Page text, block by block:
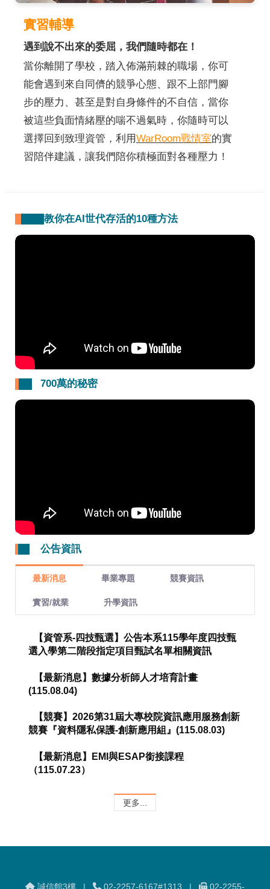
實習輔導
遇到說不出來的委屈，我們隨時都在！
當你離開了學校，踏入佈滿荊棘的職場，你可
能會遇到來自同儕的競爭心態、跟不上部門腳
步的壓力、甚至是對自身條件的不自信，當你
被這些負面情緒壓的喘不過氣時，你隨時可以
選擇回到致理資管，利用WarRoom戰情室的實
習陪伴建議，讓我們陪你積極面對各種壓力！
-教你在AI世代存活的10種方法
700萬的秘密
公告資訊
最新消息 畢業專題 競賽資訊
實習/就業 升學資訊
【資管系-四技甄選】公告本系115學年度四技甄
選入學第二階段指定項目甄試名單相關資訊
【最新消息】數據分析師人才培育計畫
(115.08.04)
【競賽】2026第31屆大專校院資訊應用服務創新
競賽『資料隱私保護-創新應用組』(115.08.03)
【最新消息】EMI與ESAP銜接課程
（115.07.23）
更多...
誠信館3樓 | 02-2257-6167#1313 | 02-2255-